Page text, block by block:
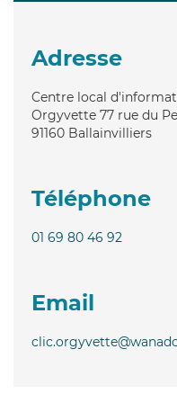
Adresse
Centre local
Orgyvette 77 rue du
91160 Ballainvilliers
Téléphone
01 69 80 46 92
Email